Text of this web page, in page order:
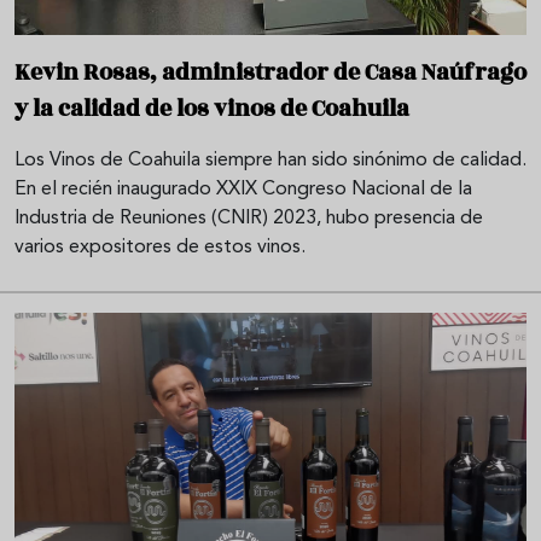
Kevin Rosas, administrador de Casa Naúfrago
y la calidad de los vinos de Coahuila
Los Vinos de Coahuila siempre han sido sinónimo de calidad.
En el recién inaugurado XXIX Congreso Nacional de la
Industria de Reuniones (CNIR) 2023, hubo presencia de
varios expositores de estos vinos.